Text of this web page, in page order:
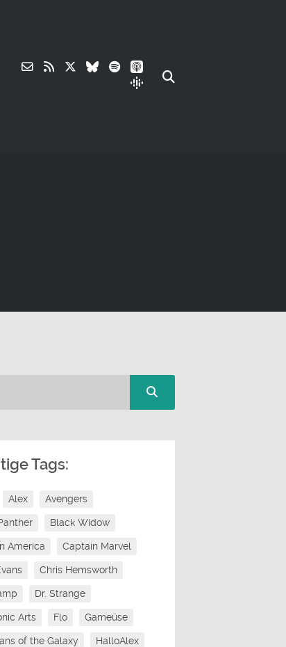
Tags:
Alex Avengers
Black Widow
America Captain Marvel
Chris Hemsworth
Dr. Strange
Arts Flo Gameüse
of the Galaxy HalloAlex